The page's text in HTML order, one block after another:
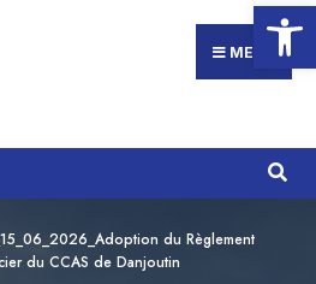
Ouvrir
MENU
du Règlement
du CCAS de Danjoutin